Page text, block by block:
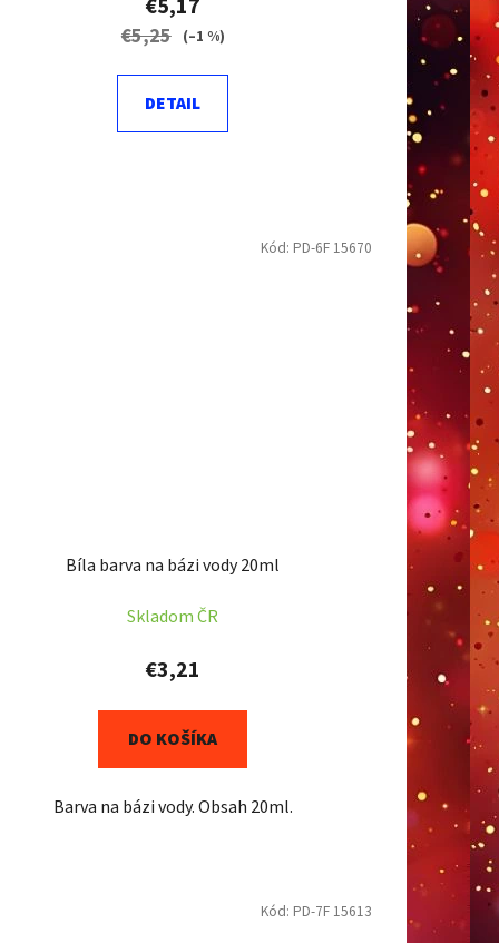
€5,17
€5,25 (–1 %)
DETAIL
Bíla barva na bázi vody 20ml
Skladom ČR
€3,21
DO KOŠÍKA
Barva na bázi vody. Obsah 20ml.
Kód: PD-6F 15670
Kód: PD-7F 15613